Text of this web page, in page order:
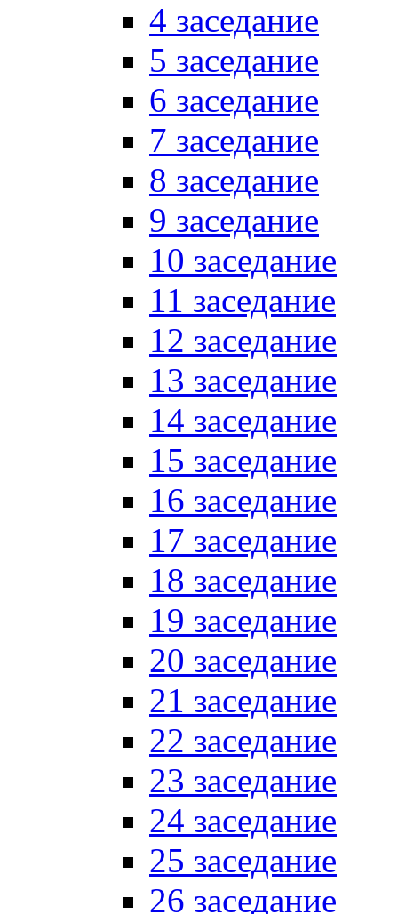
4 заседание
5 заседание
6 заседание
7 заседание
8 заседание
9 заседание
10 заседание
11 заседание
12 заседание
13 заседание
14 заседание
15 заседание
16 заседание
17 заседание
18 заседание
19 заседание
20 заседание
21 заседание
22 заседание
23 заседание
24 заседание
25 заседание
26 заседание